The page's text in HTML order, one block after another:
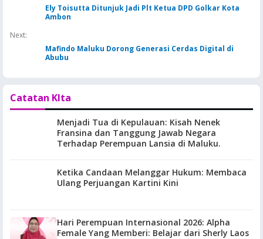
Ely Toisutta Ditunjuk Jadi Plt Ketua DPD Golkar Kota
Ambon
Next:
Mafindo Maluku Dorong Generasi Cerdas Digital di
Abubu
Catatan KIta
Menjadi Tua di Kepulauan: Kisah Nenek
Fransina dan Tanggung Jawab Negara
Terhadap Perempuan Lansia di Maluku.
Ketika Candaan Melanggar Hukum: Membaca
Ulang Perjuangan Kartini Kini
Hari Perempuan Internasional 2026: Alpha
Female Yang Memberi: Belajar dari Sherly Laos